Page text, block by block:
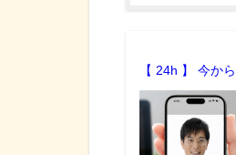
【 24h 】 今か